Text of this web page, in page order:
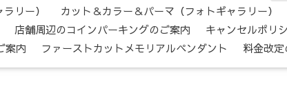
リー）
カット＆カラー＆パーマ（フォトギャラリー）
店舗周辺のコインパーキングのご案内
キャンセルポリ
案内 ファーストカットメモリアルペンダント 料金改